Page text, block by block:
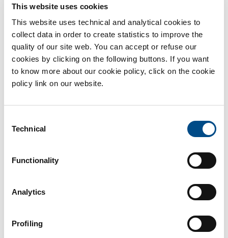
This website uses cookies
This website uses technical and analytical cookies to
collect data in order to create statistics to improve the
quality of our site web. You can accept or refuse our
cookies by clicking on the following buttons. If you want
to know more about our cookie policy, click on the cookie
policy link on our website.
Selection
Technical
Functionality
Analytics
Profiling
Continua a leggere
L’aglio è della famiglia delle Amaryllidaceae, originaria dell’Asia